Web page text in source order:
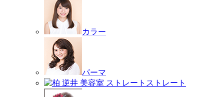
カラー
パーマ
ストレート